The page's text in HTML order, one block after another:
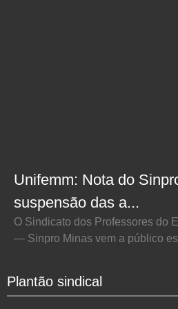
Unifemm: Nota do
suspensão das a...
O Sindicato dos Professores do
— Sinpro Minas vem a público
Plantão sindical